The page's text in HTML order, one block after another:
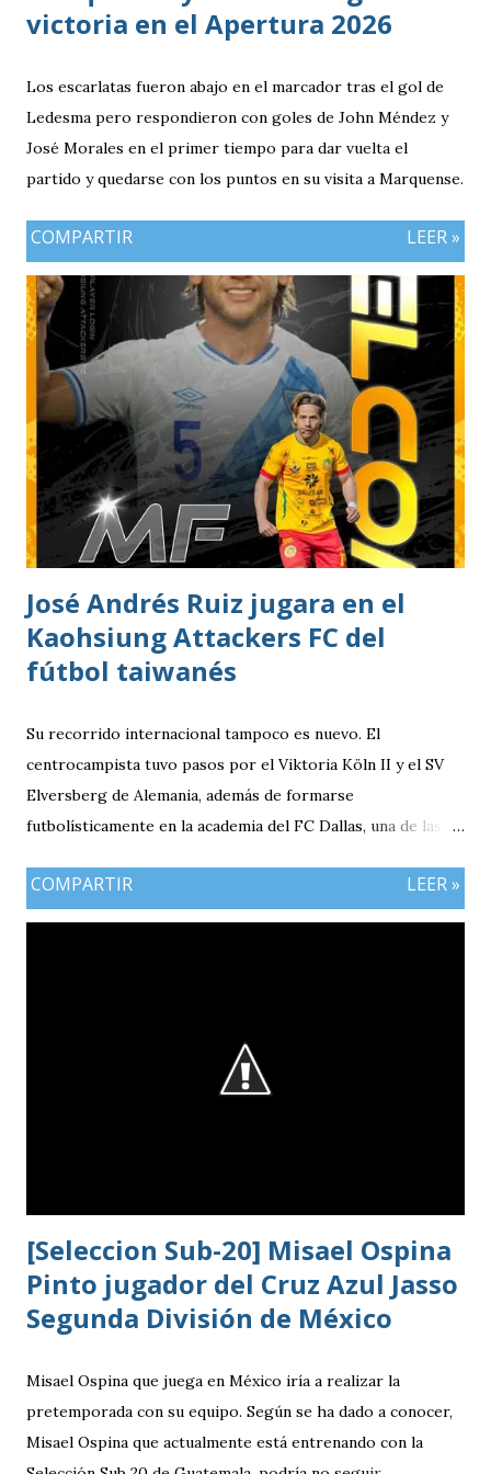
victoria en el Apertura 2026
Los escarlatas fueron abajo en el marcador tras el gol de
Ledesma pero respondieron con goles de John Méndez y
José Morales en el primer tiempo para dar vuelta el
partido y quedarse con los puntos en su visita a Marquense.
COMPARTIR LEER »
José Andrés Ruiz jugara en el
Kaohsiung Attackers FC del
fútbol taiwanés
Su recorrido internacional tampoco es nuevo. El
centrocampista tuvo pasos por el Viktoria Köln II y el SV
Elversberg de Alemania, además de formarse
futbolísticamente en la academia del FC Dallas, una de las
experiencia que marcó el inicio de su desarrollo como
profesional. Ahora, el guatemalteco se incorpora al
rama masculina, la cual comenzó su recorrido en la Segunda
División antes de conseguir el ascenso a la máxima
COMPARTIR LEER »
[Seleccion Sub-20] Misael Ospina
Pinto jugador del Cruz Azul Jasso
Segunda División de México
Misael Ospina que juega en México iría a realizar la
pretemporada con su equipo. Según se ha dado a conocer,
Misael Ospina que actualmente está entrenando con la